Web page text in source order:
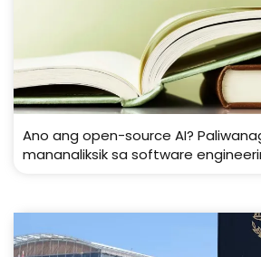
Ano ang open-source AI?
mananaliksik sa software